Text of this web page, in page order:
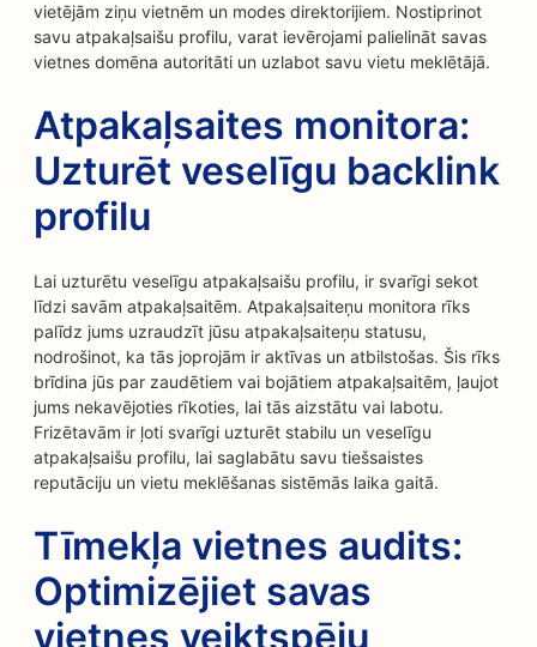
vietējām ziņu vietnēm un modes direktorijiem. Nostiprinot
savu atpakaļsaišu profilu, varat ievērojami palielināt savas
vietnes domēna autoritāti un uzlabot savu vietu meklētājā.
Atpakaļsaites monitora:
Uzturēt veselīgu backlink
profilu
Lai uzturētu veselīgu atpakaļsaišu profilu, ir svarīgi sekot
līdzi savām atpakaļsaitēm. Atpakaļsaiteņu monitora rīks
palīdz jums uzraudzīt jūsu atpakaļsaiteņu statusu,
nodrošinot, ka tās joprojām ir aktīvas un atbilstošas. Šis rīks
brīdina jūs par zaudētiem vai bojātiem atpakaļsaitēm, ļaujot
jums nekavējoties rīkoties, lai tās aizstātu vai labotu.
Frizētavām ir ļoti svarīgi uzturēt stabilu un veselīgu
atpakaļsaišu profilu, lai saglabātu savu tiešsaistes
reputāciju un vietu meklēšanas sistēmās laika gaitā.
Tīmekļa vietnes audits:
Optimizējiet savas
vietnes veiktspēju